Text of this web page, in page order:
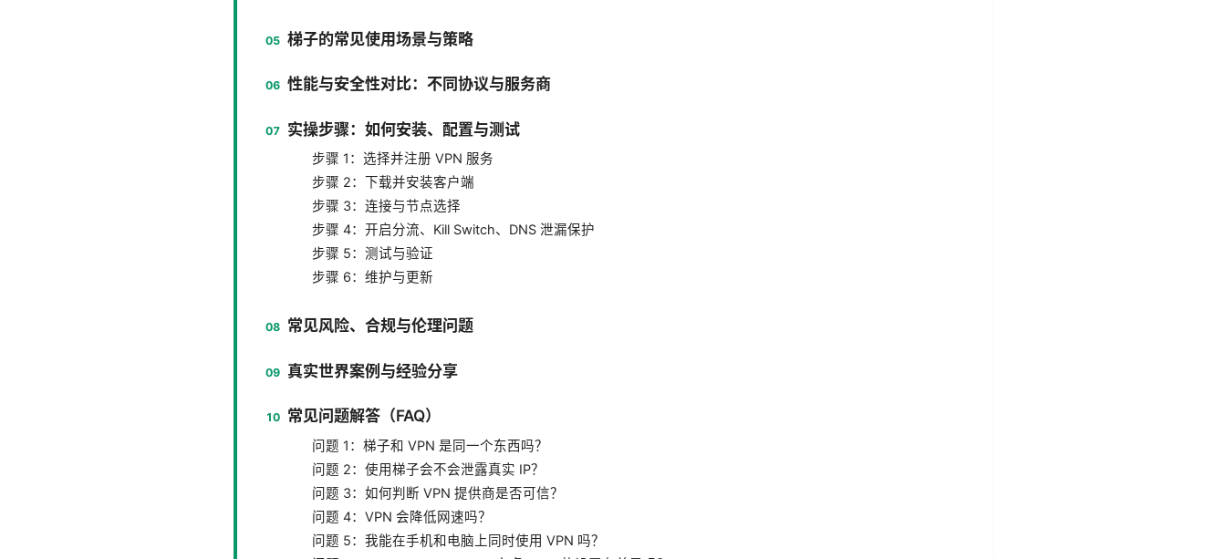
梯子的常见使用场景与策略
性能与安全性对比：不同协议与服务商
实操步骤：如何安装、配置与测试
步骤 1：选择并注册 VPN 服务
步骤 2：下载并安装客户端
步骤 3：连接与节点选择
步骤 4：开启分流、Kill Switch、DNS 泄漏保护
步骤 5：测试与验证
步骤 6：维护与更新
常见风险、合规与伦理问题
真实世界案例与经验分享
常见问题解答（FAQ）
问题 1：梯子和 VPN 是同一个东西吗？
问题 2：使用梯子会不会泄露真实 IP？
问题 3：如何判断 VPN 提供商是否可信？
问题 4：VPN 会降低网速吗？
问题 5：我能在手机和电脑上同时使用 VPN 吗？